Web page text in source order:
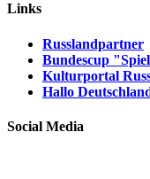
Links
Russlandpartner
Bundescup
Kulturportal
Hallo
Social Media